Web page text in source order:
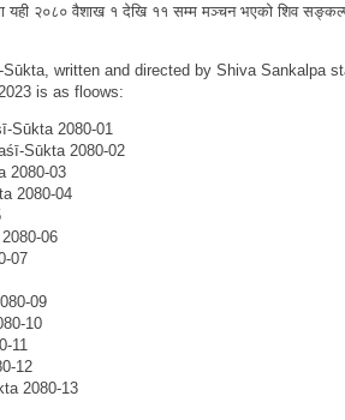
यही २०८० वैशाख १ देखि ११ सम्म मञ्चन भएको शिव
written and directed by Shiva Sankalpa
is as floows:
Sūkta 2080-01
Sūkta 2080-02
2080-03
2080-04
06
07
09
10
11
12
2080-13